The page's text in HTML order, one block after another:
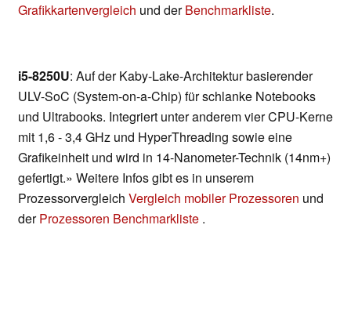
Grafikkartenvergleich und derBenchmarkliste.
i5-8250U: Auf der Kaby-Lake-Architektur basierender
ULV-SoC (System-on-a-Chip) für schlanke Notebooks
und Ultrabooks. Integriert unter anderem vier CPU-Kerne
mit 1,6 - 3,4 GHz und HyperThreading sowie eine
Grafikeinheit und wird in 14-Nanometer-Technik (14nm+)
gefertigt.» Weitere Infos gibt es in unserem
Prozessorvergleich Vergleich mobiler Prozessoren und
derProzessoren Benchmarkliste .